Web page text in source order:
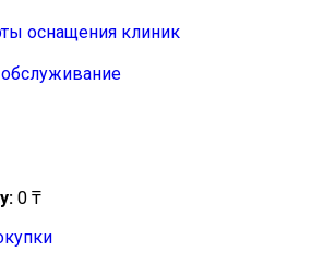
оснащения клиник
0 ₸